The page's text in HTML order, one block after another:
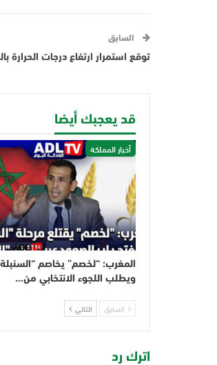
السابق
توقع استمرار ارتفاع درجات الحرارة
قد يعجبك أيضا
أخبار المملكة
المغرب: “لخصم” يخاصم
ويطلب اللجوء الانتخابي من…
السابق التالي
اترك رد